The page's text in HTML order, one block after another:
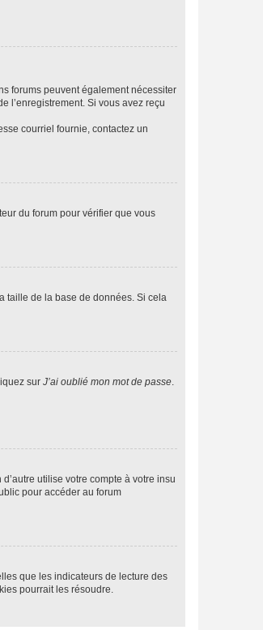
forums peuvent également nécessiter
l’enregistrement. Si vous avez reçu
courriel fournie, contactez un
du forum pour vérifier que vous
taille de la base de données. Si cela
sur J’ai oublié mon mot de passe.
utilise votre compte à votre insu
pour accéder au forum
que les indicateurs de lecture des
pourrait les résoudre.